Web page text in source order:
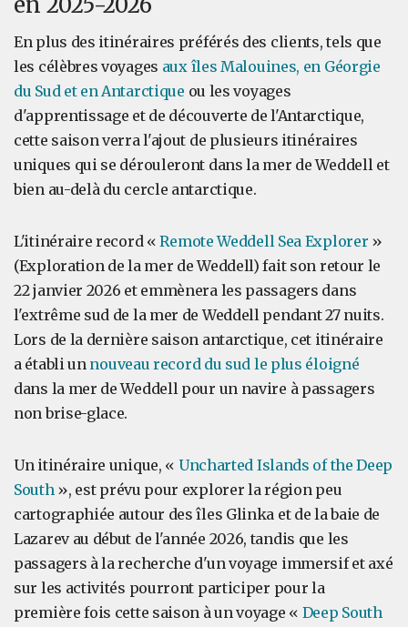
En plus des itinéraires préférés des clients, tels que
les célèbres voyages aux îles Malouines, en Géorgie
du Sud et en Antarctique ou les voyages
d'apprentissage et de découverte de l'Antarctique,
cette saison verra l'ajout de plusieurs itinéraires
uniques qui se dérouleront dans la mer de Weddell et
bien au-delà du cercle antarctique.
L'itinéraire record «Remote Weddell Sea Explorer »
(Exploration de la mer de Weddell) fait son retour le
22 janvier 2026 et emmènera les passagers dans
l'extrême sud de la mer de Weddell pendant 27 nuits.
Lors de la dernière saison antarctique, cet itinéraire
a établi un nouveau record du sud le plus éloigné
dans la mer de Weddell pour un navire à passagers
non brise-glace.
Un itinéraire unique, « Uncharted Islands of the Deep
South», est prévu pour explorer la région peu
cartographiée autour des îles Glinka et de la baie de
Lazarev au début de l'année 2026, tandis que les
passagers à la recherche d'un voyage immersif et axé
sur les activités pourront participer pour la
première fois cette saison à un voyage « Deep South